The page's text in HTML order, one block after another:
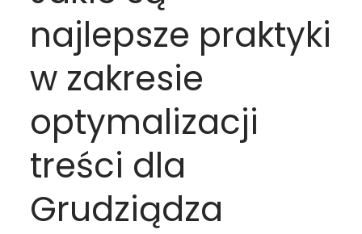
najlepsze praktyki
w zakresie
optymalizacji
treści dla
Grudziądza